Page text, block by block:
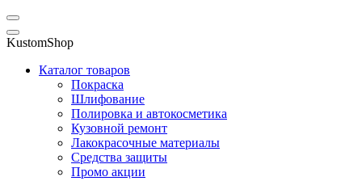
KustomShop
Каталог товаров
Покраска
Шлифование
Полировка и автокосметика
Кузовной ремонт
Лакокрасочные материалы
Средства защиты
Промо акции